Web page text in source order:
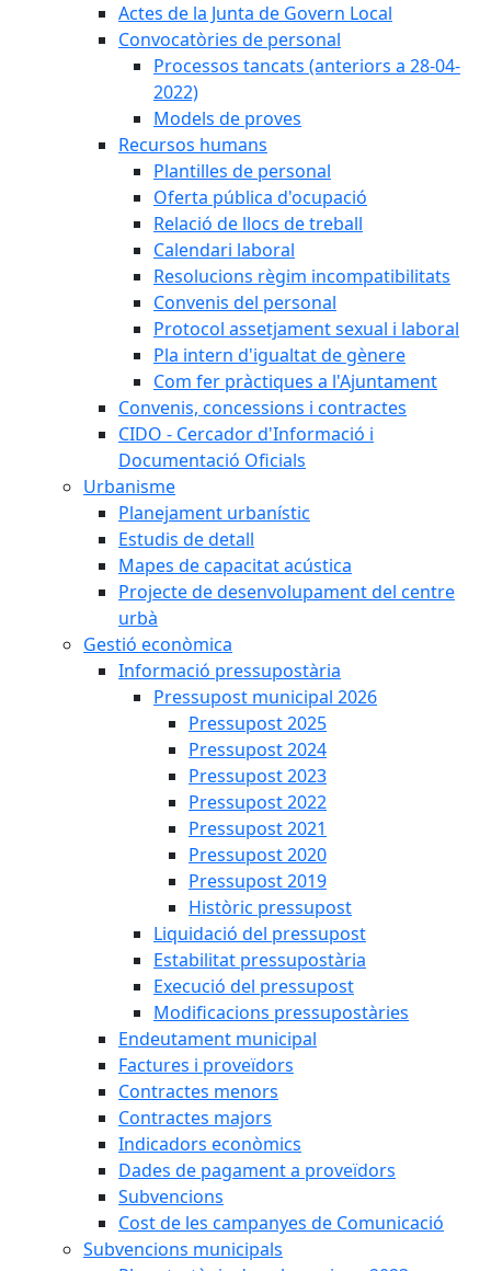
Actes de la Junta de Govern Local
Convocatòries de personal
Processos tancats (anteriors a 28-04-
2022)
Models de proves
Recursos humans
Plantilles de personal
Oferta pública d'ocupació
Relació de llocs de treball
Calendari laboral
Resolucions règim incompatibilitats
Convenis del personal
Protocol assetjament sexual i laboral
Pla intern d'igualtat de gènere
Com fer pràctiques a l'Ajuntament
Convenis, concessions i contractes
CIDO - Cercador d'Informació i
Documentació Oficials
Urbanisme
Planejament urbanístic
Estudis de detall
Mapes de capacitat acústica
Projecte de desenvolupament del centre
urbà
Gestió econòmica
Informació pressupostària
Pressupost municipal 2026
Pressupost 2025
Pressupost 2024
Pressupost 2023
Pressupost 2022
Pressupost 2021
Pressupost 2020
Pressupost 2019
Històric pressupost
Liquidació del pressupost
Estabilitat pressupostària
Execució del pressupost
Modificacions pressupostàries
Endeutament municipal
Factures i proveïdors
Contractes menors
Contractes majors
Indicadors econòmics
Dades de pagament a proveïdors
Subvencions
Cost de les campanyes de Comunicació
Subvencions municipals